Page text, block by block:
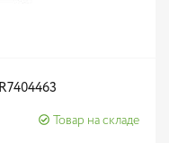
Товар на складе